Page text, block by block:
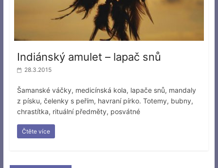
Indiánský amulet – lapač snů
28.3.2015
Šamanské váčky, medicínská kola, lapače snů, mandaly
z písku, čelenky s peřím, havraní pírko. Totemy, bubny,
chrastítka, rituální předměty, posvátné
Čtěte více